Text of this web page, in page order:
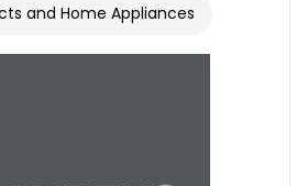
and Home Appliances